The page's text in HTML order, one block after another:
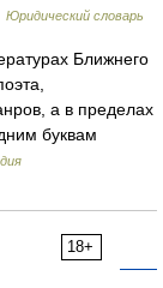
Юридический словарь
Ближнего
а в пределах
буквам
18+